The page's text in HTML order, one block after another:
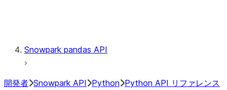
Snowpark pandas API
開発者 Snowpark API Python Python API リファレンス